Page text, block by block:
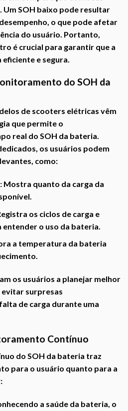
Um SOH baixo pode resultar
o que pode afetar
do usuário. Portanto,
é crucial para garantir que a
e segura.
do SOH da
de scooters elétricas vêm
que permite o
real do SOH da bateria.
os usuários podem
como:
Mostra quanto da carga da
os ciclos de carga e
entender o uso da bateria.
a temperatura da bateria
os usuários a planejar melhor
evitar surpresas
de carga durante uma
Contínuo
do SOH da bateria traz
para o usuário quanto para a
a saúde da bateria, o